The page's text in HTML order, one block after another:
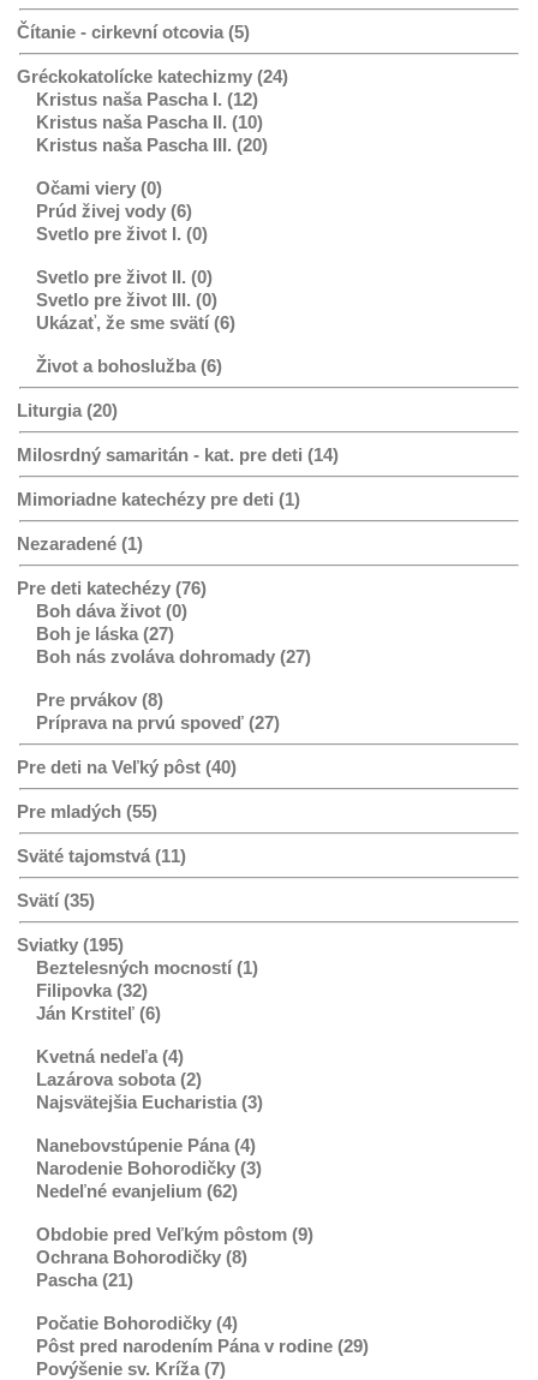
Čítanie - cirkevní otcovia (5)
Gréckokatolícke katechizmy (24)
Kristus naša Pascha I. (12)
Kristus naša Pascha II. (10)
Kristus naša Pascha III. (20)
Očami viery (0)
Prúd živej vody (6)
Svetlo pre život I. (0)
Svetlo pre život II. (0)
Svetlo pre život III. (0)
Ukázať, že sme svätí (6)
Život a bohoslužba (6)
Liturgia (20)
Milosrdný samaritán - kat. pre deti (14)
Mimoriadne katechézy pre deti (1)
Nezaradené (1)
Pre deti katechézy (76)
Boh dáva život (0)
Boh je láska (27)
Boh nás zvoláva dohromady (27)
Pre prvákov (8)
Príprava na prvú spoveď (27)
Pre deti na Veľký pôst (40)
Pre mladých (55)
Sväté tajomstvá (11)
Svätí (35)
Sviatky (195)
Beztelesných mocností (1)
Filipovka (32)
Ján Krstiteľ (6)
Kvetná nedeľa (4)
Lazárova sobota (2)
Najsvätejšia Eucharistia (3)
Nanebovstúpenie Pána (4)
Narodenie Bohorodičky (3)
Nedeľné evanjelium (62)
Obdobie pred Veľkým pôstom (9)
Ochrana Bohorodičky (8)
Pascha (21)
Počatie Bohorodičky (4)
Pôst pred narodením Pána v rodine (29)
Povýšenie sv. Kríža (7)